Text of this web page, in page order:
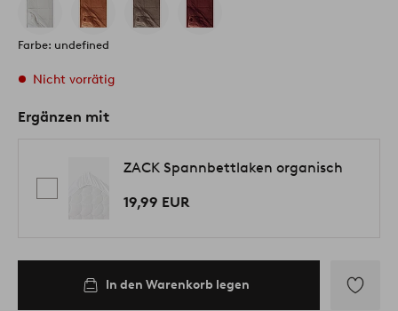
Farbe: undefined
Nicht vorrätig
Ergänzen mit
ZACK Spannbettlaken organisch
19,99 EUR
In den Warenkorb legen